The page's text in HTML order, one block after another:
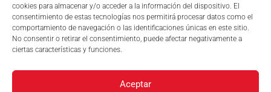
cookies para almacenar y/o acceder a la información del dispositivo. El
consentimiento de estas tecnologías nos permitirá procesar datos como el
comportamiento de navegación o las identificaciones únicas en este sitio.
No consentir o retirar el consentimiento, puede afectar negativamente a
ciertas características y funciones.
Aceptar